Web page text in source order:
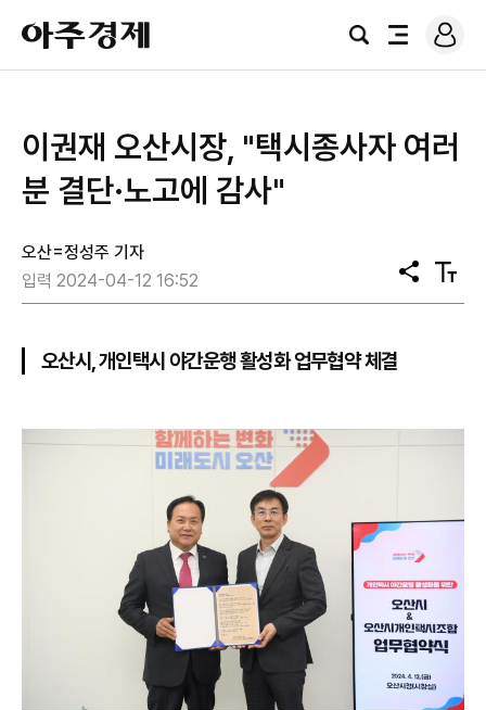
아
주
경
검
전
로
그
이권재 오산시장, "택시종사자 여러
분 결단·노고에 감사"
오산=정성주 기자
입력 2024-04-12 16:52
공
유
텍
스
오산시, 개인택시 야간운행 활성화 업무협약 체결